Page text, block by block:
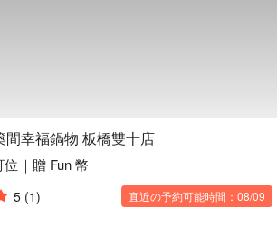
川味麻辣】鮮香麻辣，唇齒留香
鴛鴦鍋】雙重風味，滿足多重口感
黑蜜豬】蜜香濃郁，外酥內嫩
經典湯底】清香四溢，營養滋補
間幸福鍋物 板橋雙十店
位｜贈 Fun 幣
5 (1) 直近の予約可能時間：08/09